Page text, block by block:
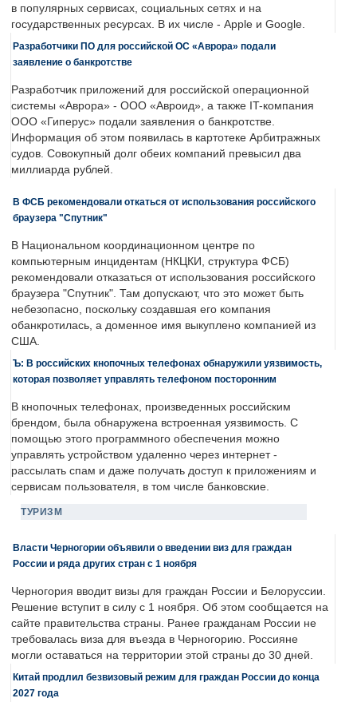
в популярных сервисах, социальных сетях и на
государственных ресурсах. В их числе - Apple и Google.
Разработчики ПО для российской ОС «Аврора» подали
заявление о банкротстве
Разработчик приложений для российской операционной
системы «Аврора» - ООО «Авроид», а также IT-компания
ООО «Гиперус» подали заявления о банкротстве.
Информация об этом появилась в картотеке Арбитражных
судов. Совокупный долг обеих компаний превысил два
миллиарда рублей.
В ФСБ рекомендовали откаться от использования российского
браузера "Спутник"
В Национальном координационном центре по
компьютерным инцидентам (НКЦКИ, структура ФСБ)
рекомендовали отказаться от использования российского
браузера "Спутник". Там допускают, что это может быть
небезопасно, поскольку создавшая его компания
обанкротилась, а доменное имя выкуплено компанией из
США.
Ъ: В российских кнопочных телефонах обнаружили уязвимость,
которая позволяет управлять телефоном посторонним
В кнопочных телефонах, произведенных российским
брендом, была обнаружена встроенная уязвимость. С
помощью этого программного обеспечения можно
управлять устройством удаленно через интернет -
рассылать спам и даже получать доступ к приложениям и
сервисам пользователя, в том числе банковские.
ТУРИЗМ
Власти Черногории объявили о введении виз для граждан
России и ряда других стран с 1 ноября
Черногория вводит визы для граждан России и Белоруссии.
Решение вступит в силу с 1 ноября. Об этом сообщается на
сайте правительства страны. Ранее гражданам России не
требовалась виза для въезда в Черногорию. Россияне
могли оставаться на территории этой страны до 30 дней.
Китай продлил безвизовый режим для граждан России до конца
2027 года